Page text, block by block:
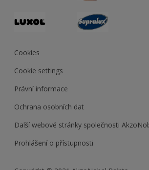
Cookies
Cookie settings
Právní informace
Ochrana osobních dat
Další webové stránky společnosti
Prohlášení o přístupnosti